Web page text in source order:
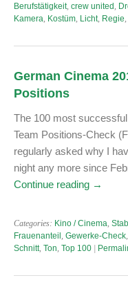
Berufstätigkeit, crew united ,
Kamera, Kostüm, Licht, Regie,
German Cinema
Positions
The 100 most
Team Positions-Check
regularly asked why I
night any more since
Continue reading →
Categories: Kino / Cinema,
Frauenanteil , Gewerke-Check,
Schnitt, Ton, Top 100